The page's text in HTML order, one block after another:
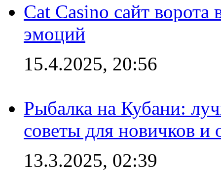
Cat Casino сайт
эмоций
15.4.2025, 20:56
Рыбалка на Кубани:
советы для новичков
13.3.2025, 02:39